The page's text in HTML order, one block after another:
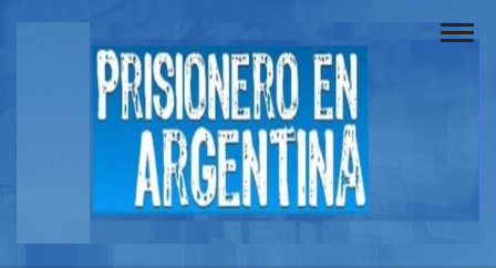
Buscador
Documentos